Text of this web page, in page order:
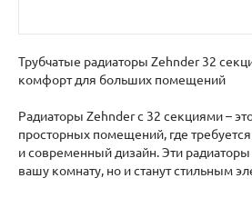
Трубчатые радиаторы Zehnder 32
комфорт для больших помещений
Радиаторы Zehnder с 32 секциями –
просторных помещений, где
и современный дизайн. Эти
вашу комнату, но и станут стильным